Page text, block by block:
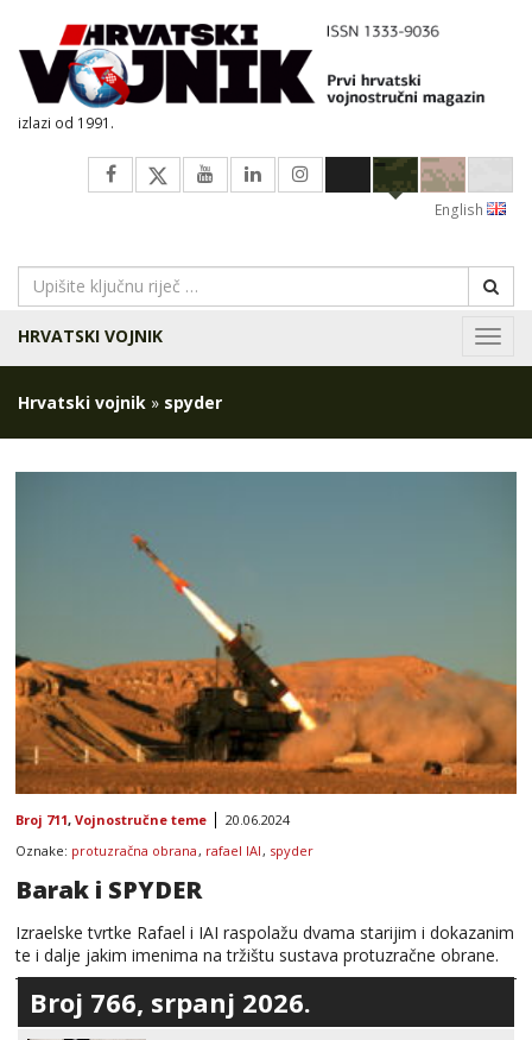
izlazi od 1991.
English
HRVATSKI VOJNIK
Hrvatski vojnik » spyder
Broj 711, Vojnostručne teme
20.06.2024
Oznake: protuzračna obrana, rafael IAI, spyder
Barak i SPYDER
Izraelske tvrtke Rafael i IAI raspolažu dvama starijim i dokazanim
te i dalje jakim imenima na tržištu sustava protuzračne obrane.
Broj 766, srpanj 2026.